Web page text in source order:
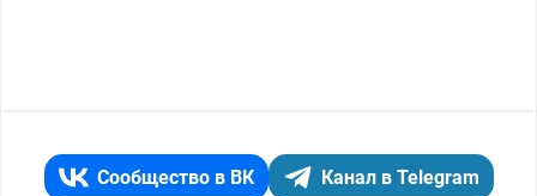
Сообщество в ВК Канал в Telegram